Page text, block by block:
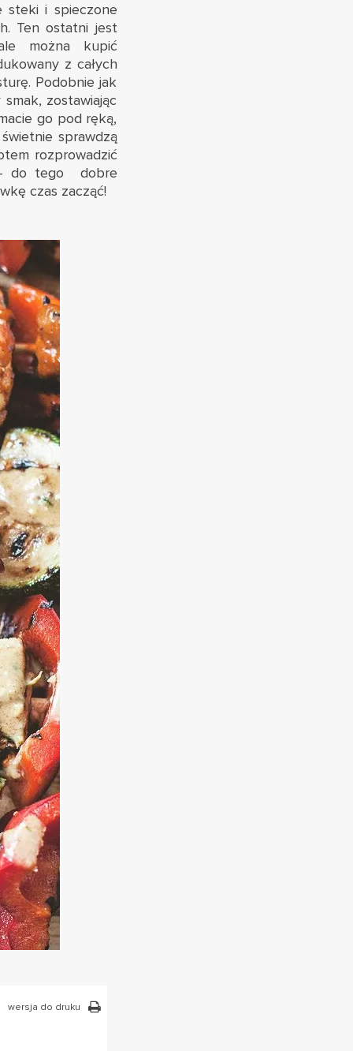
steki i spieczone
Ten ostatni jest
można kupić
z całych
Podobnie jak
zostawiając
go pod ręką,
sprawdzą
rozprowadzić
– do tego dobre
czas zacząć!
wersja do druku